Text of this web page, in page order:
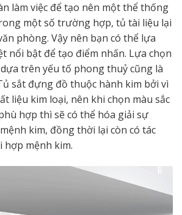
làm việc để tạo nên một thể thống
một số trường hợp, tủ tài liệu lại
phòng. Vậy nên bạn có thể lựa
nổi bật để tạo điểm nhấn. Lựa chọn
dựa trên yếu tố phong thuỷ cũng là
sắt đựng đồ thuộc hành kim bởi vì
liệu kim loại, nên khi chọn màu sắc
hợp thì sẽ có thể hóa giải sự
kim, đồng thời lại còn có tác
mệnh kim.